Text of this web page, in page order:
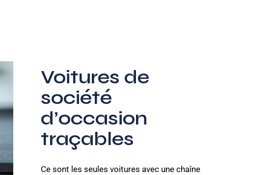
Voitures de
société
d’occasion
traçables
Ce sont les seules voitures avec une chaîne